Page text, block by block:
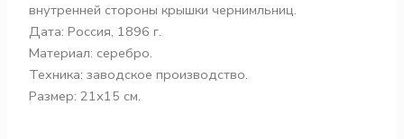
внутренней стороны крышки чернимльниц.
Дата: Россия, 1896 г.
Материал: серебро.
Техника: заводское производство.
Размер: 21х15 см.